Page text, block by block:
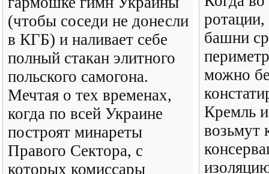
(чтобы соседи не донесли
в КГБ) и наливает себе
полный стакан элитного
польского самогона.
Мечтая о тех временах,
когда по всей Украине
построят минареты
Правого Сектора, с
которых комиссары
ротации,
башни
можно
Кремль
возьмут